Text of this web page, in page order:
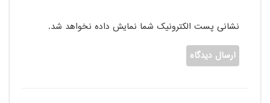
نشانی پست الکترونیک شما نمایش داده نخواهد شد.